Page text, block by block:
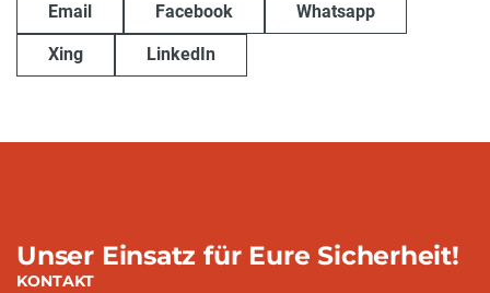
Email Facebook Whatsapp
Xing LinkedIn
Unser Einsatz für Eure Sicherheit!
KONTAKT